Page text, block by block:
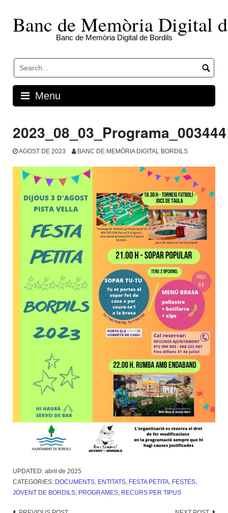
contentBanc de Memòria Digital
Banc de Memòria Digital de Bordils
Menu
2023_08_03_Programa_003444
AGOST DE 2023 BANC DE MEMÒRIA DIGITAL BORDILS
UPDATED: abril de 2025
CATEGORIES: DOCUMENTS, ENTITATS, FESTA PETITA, FESTES,
JOVENT DE BORDILS, PROGRAMES, RECURS PER TIPUS